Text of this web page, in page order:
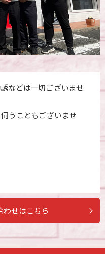
などは一切ございませ
うこともございませ
わせはこちら